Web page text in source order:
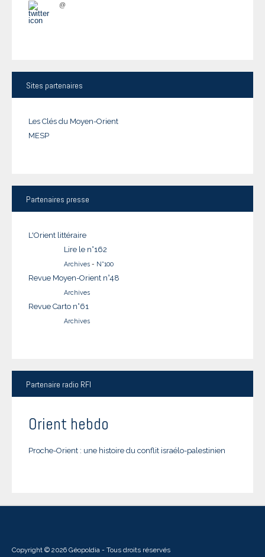
@
Sites partenaires
Les Clés du Moyen-Orient
MESP
Partenaires presse
L'Orient littéraire
Lire le n°162
Archives - N°100
Revue Moyen-Orient n°48
Archives
Revue Carto n°61
Archives
Partenaire radio RFI
Orient hebdo
Proche-Orient : une histoire du conflit israélo-palestinien
Copyright © 2026 Géopoldia - Tous droits réservés